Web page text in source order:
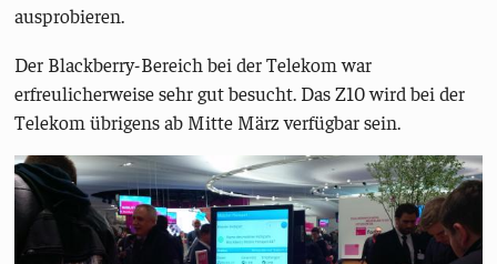
ausprobieren.
Der Blackberry-Bereich bei der Telekom war
erfreulicherweise sehr gut besucht. Das Z10 wird bei der
Telekom übrigens ab Mitte März verfügbar sein.